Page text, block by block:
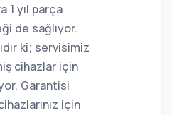
1 yıl parça
de sağlıyor.
ki; servisimiz
cihazlar için
Garantisi
için